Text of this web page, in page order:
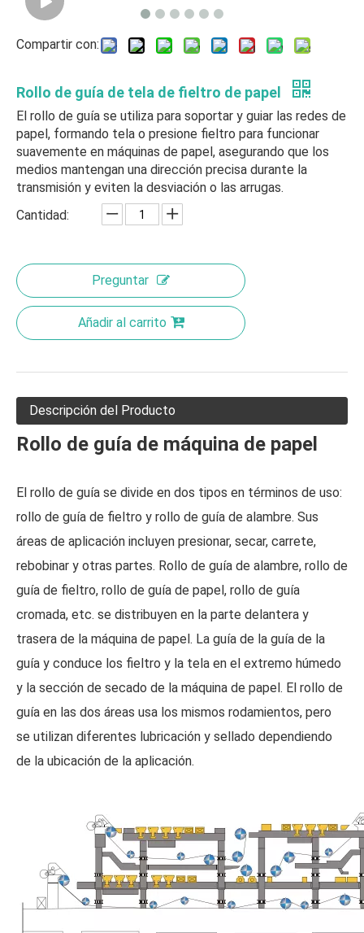
Compartir con:
Rollo de guía de tela de fieltro de papel
El rollo de guía se utiliza para soportar y guiar las redes de
papel, formando tela o presione fieltro para funcionar
suavemente en máquinas de papel, asegurando que los
medios mantengan una dirección precisa durante la
transmisión y eviten la desviación o las arrugas.
Cantidad:
Preguntar
Añadir al carrito
Descripción del Producto
Rollo de guía de máquina de papel
El rollo de guía se divide en dos tipos en términos de uso:
rollo de guía de fieltro y rollo de guía de alambre. Sus
áreas de aplicación incluyen presionar, secar, carrete,
rebobinar y otras partes. Rollo de guía de alambre, rollo de
guía de fieltro, rollo de guía de papel, rollo de guía
cromada, etc. se distribuyen en la parte delantera y
trasera de la máquina de papel. La guía de la guía de la
guía y conduce los fieltro y la tela en el extremo húmedo
y la sección de secado de la máquina de papel. El rollo de
guía en las dos áreas usa los mismos rodamientos, pero
se utilizan diferentes lubricación y sellado dependiendo
de la ubicación de la aplicación.